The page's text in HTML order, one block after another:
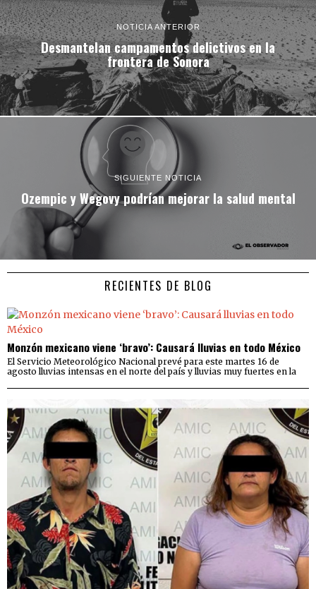
NOTICIA ANTERIOR
Desmantelan campamentos delictivos en la
frontera de Sonora
SIGUIENTE NOTICIA
Ozempic y Wegovy podrían mejorar la salud mental
RECIENTES DE BLOG
Monzón mexicano viene ‘bravo’: Causará lluvias en todo México
El Servicio Meteorológico Nacional prevé para este martes 16 de
agosto lluvias intensas en el norte del país y lluvias muy fuertes en la